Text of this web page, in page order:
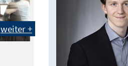
weiter +